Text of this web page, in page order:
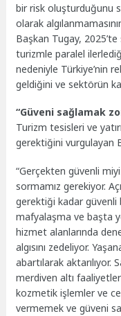
bir risk oluşturduğunu
olarak
Başkan Tugay,
turizmle paralel
nedeniyle Türkiye’nin
geldiğini ve sektörün
“Güveni sağlamak
Turizm tesisleri ve
gerektiğini vurgulayan
“Gerçekten güvenli
sormamız gerekiyor.
gerektiği kadar güvenli
mafyalaşma ve başta
hizmet alanlarında
algısını zedeliyor.
abartılarak aktarılıyor.
merdiven altı
kozmetik işlemler ve
vermemek ve güveni